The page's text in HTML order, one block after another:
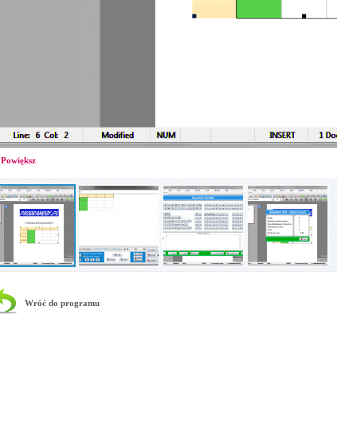
Powiększ
Wróć do programu